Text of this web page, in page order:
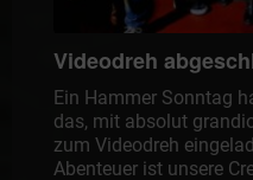
Videodreh
Ein Hammer Sonntag
das, mit absolut
zum Videodreh
Abenteuer ist unsere